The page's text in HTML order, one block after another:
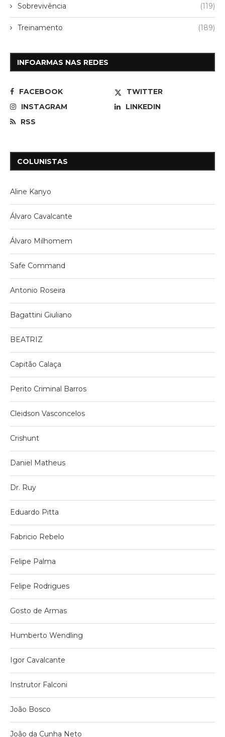
Sobrevivência (119)
Treinamento (189)
INFOARMAS NAS REDES
FACEBOOK
TWITTER
INSTAGRAM
LINKEDIN
RSS
COLUNISTAS
Aline Kanyo
Álvaro Cavalcante
Álvaro Milhomem
Safe Command
Antonio Roseira
Bagattini Giuliano
BEATRIZ
Capitão Calaça
Perito Criminal Barros
Cleidson Vasconcelos
Crishunt
Daniel Matheus
Dr. Ruy
Eduardo Pitta
Fabricio Rebelo
Felipe Palma
Felipe Rodrigues
Gosto de Armas
Humberto Wendling
Igor Cavalcante
Instrutor Falconi
João Bosco
João da Cunha Neto